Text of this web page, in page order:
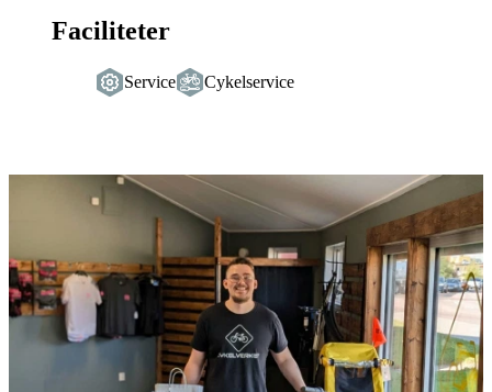
Faciliteter
Service Cykelservice
Bildspel